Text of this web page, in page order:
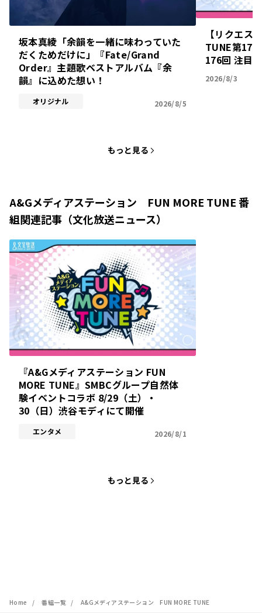
坂本真綾「余韻を一緒に味わっていた
だくためだけに」『Fate/Grand
Order』主題歌ベストアルバム『余
韻』に込めた想い！
オリジナル 2026/8/5
【リクエス
TUNE第175
176回 注目
2026/8/3
もっと見る
A&Gメディアステーション FUN MORE TUNE 番
組関連記事（文化放送ニュース）
『A&Gメディアステーション FUN
MORE TUNE』SMBCグループ自然体
験イベントコラボ 8/29（土）・
30（日）渋谷モディにて開催
エンタメ 2026/8/1
もっと見る
Home 番組一覧 A&Gメディアステーション FUN MORE TUNE